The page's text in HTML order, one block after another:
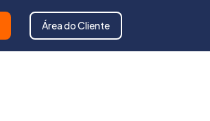
Área do Cliente